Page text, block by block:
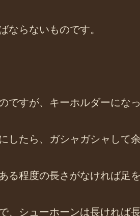
ならないものです。
ですが、キーホルダーにな
したら、ガシャガシャして
る程度の長さがなければ足
、シューホーンは長ければ